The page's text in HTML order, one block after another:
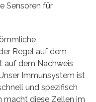
Sensoren für
Regel auf dem
auf dem Nachweis
Immunsystem ist
und spezifisch
macht diese Zellen im